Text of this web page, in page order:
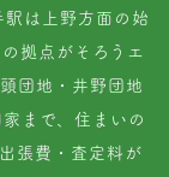
駅は上野方面の始
拠点がそろうエ
団地・井野団地
まで、住まいの
張費・査定料が